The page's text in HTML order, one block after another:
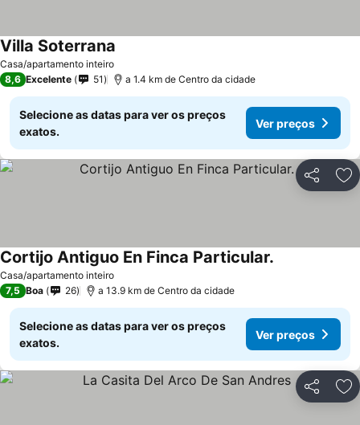
Casa/apartamento inteiro
Villa Soterrana
8,6 Excelente 51 a 1.4 km de Centro da cidade
Selecione as datas para ver os preços
exatos.
Ver preços
Partilhar
Casa/apartamento inteiro
Cortijo Antiguo En Finca Particular.
7,5 Boa 26 a 13.9 km de Centro da cidade
Selecione as datas para ver os preços
exatos.
Ver preços
Partilhar